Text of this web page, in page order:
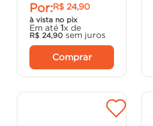
Por:R$ 24,90
à vista no pix
Em até 1x de
R$ 24,90 sem juros
Comprar
º cadeira